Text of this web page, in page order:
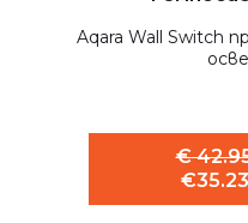
Aqara Wall Switch
€